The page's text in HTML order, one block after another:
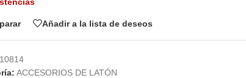
Añadir a la lista de deseos
ACCESORIOS DE LATÓN